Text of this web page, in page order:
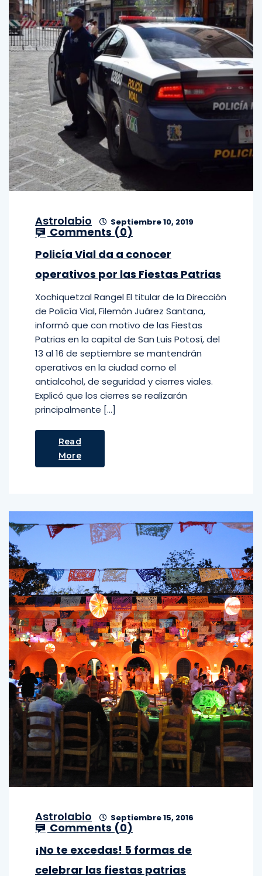
Astrolabio Septiembre 10, 2019
Comments (0)
Policía Vial da a conocer
operativos por las Fiestas Patrias
Xochiquetzal Rangel El titular de la Dirección
de Policía Vial, Filemón Juárez Santana,
informó que con motivo de las Fiestas
Patrias en la capital de San Luis Potosí, del
13 al 16 de septiembre se mantendrán
operativos en la ciudad como el
antialcohol, de seguridad y cierres viales.
Explicó que los cierres se realizarán
principalmente […]
Read
More
Astrolabio Septiembre 15, 2016
Comments (0)
¡No te excedas! 5 formas de
celebrar las fiestas patrias